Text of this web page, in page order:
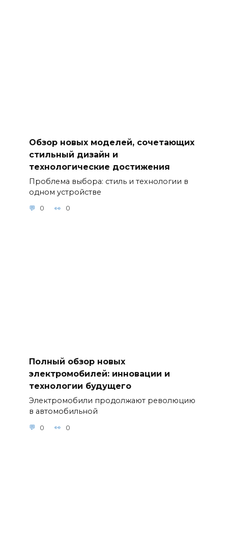
Обзор новых моделей, сочетающих
стильный дизайн и
технологические достижения
Проблема выбора: стиль и технологии в
одном устройстве
0 0
Полный обзор новых
электромобилей: инновации и
технологии будущего
Электромобили продолжают революцию
в автомобильной
0 0